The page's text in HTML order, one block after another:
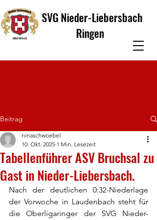
SVG Nieder-Liebersbach
Ringen
Beitrag
Tabellenführer ASV Bruchsal zu
Gast in Nieder-Liebersbach.
ninaschwoebel
10. Okt. 2025 1 Min. Lesezeit
Nach der deutlichen 0:32-Niederlage
der Vorwoche in Laudenbach steht für
die Oberligaringer der SVG Nieder-